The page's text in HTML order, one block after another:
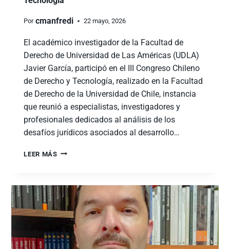
Por cmanfredi 22 mayo, 2026
El académico investigador de la Facultad de
Derecho de Universidad de Las Américas (UDLA)
Javier García, participó en el III Congreso Chileno
de Derecho y Tecnología, realizado en la Facultad
de Derecho de la Universidad de Chile, instancia
que reunió a especialistas, investigadores y
profesionales dedicados al análisis de los
desafíos jurídicos asociados al desarrollo…
LEER MÁS